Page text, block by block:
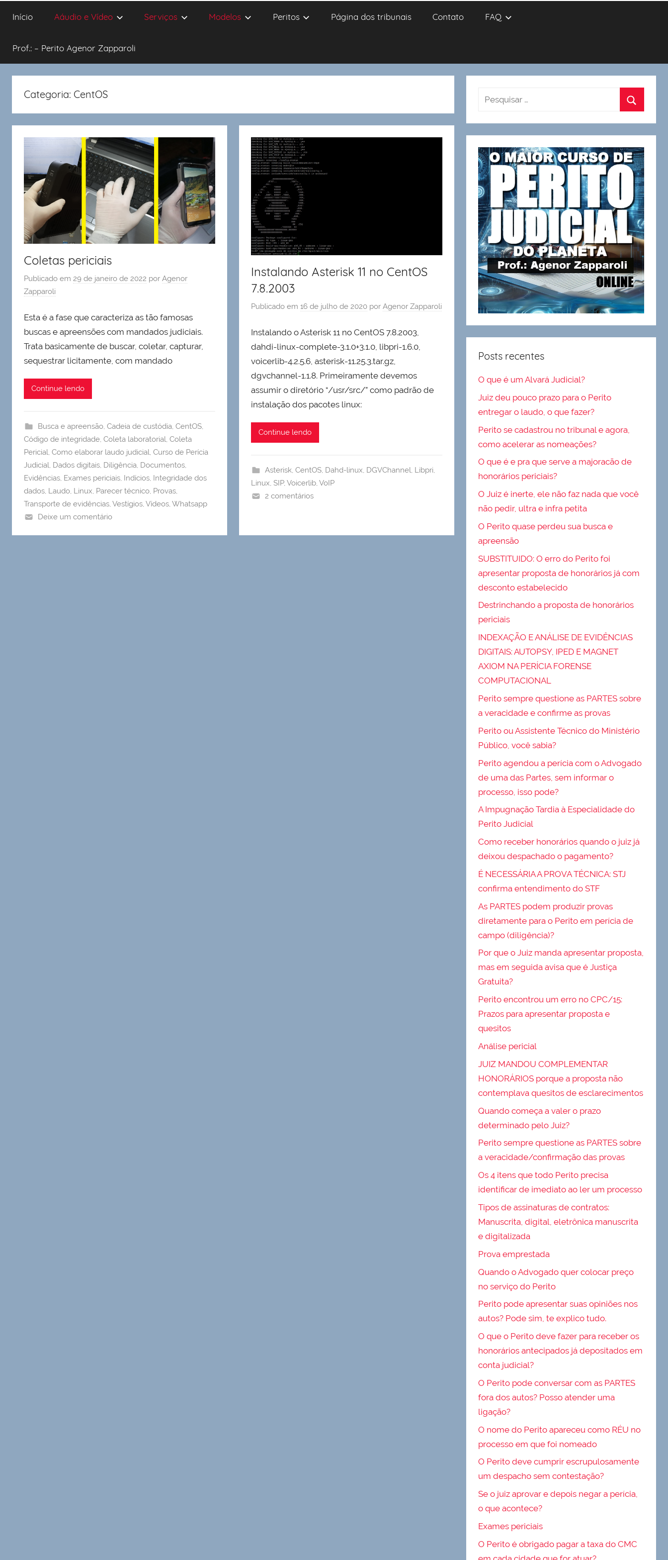
Início Aáudio e Vídeo Serviços Modelos Peritos Página dos tribunais Contato FAQ
Prof.: – Perito Agenor Zapparoli
Categoria: CentOS
Coletas periciais
Publicado em 29 de janeiro de 2022 por Agenor
Zapparoli
Esta é a fase que caracteriza as tão famosas
buscas e apreensões com mandados judiciais.
Trata basicamente de buscar, coletar, capturar,
sequestrar licitamente, com mandado
Continue lendo
Busca e apreensão, Cadeia de custódia, CentOS,
Código de integridade, Coleta laboratorial, Coleta
Pericial, Como elaborar laudo judicial, Curso de Perícia
Judicial, Dados digitais, Diligência, Documentos,
Evidências, Exames periciais, Indícios, Integridade dos
dados, Laudo, Linux, Parecer técnico, Provas,
Transporte de evidências, Vestígios, Vídeos, Whatsapp
Deixe um comentário
Instalando Asterisk 11 no CentOS
7.8.2003
Publicado em16 de julho de 2020 porAgenor Zapparoli
Instalando o Asterisk 11 no CentOS 7.8.2003,
dahdi-linux-complete-3.1.0+3.1.0, libpri-1.6.0,
voicerlib-4.2.5.6, asterisk-11.25.3.tar.gz,
dgvchannel-1.1.8. Primeiramente devemos
assumir o diretório “/usr/src/” como padrão de
instalação dos pacotes linux:
Continue lendo
Asterisk, CentOS, Dahd-linux, DGVChannel, Libpri,
Linux,SIP,Voicerlib,VoIP
2 comentários
Posts recentes
O que é um Alvará Judicial?
Juiz deu pouco prazo para o Perito
entregar o laudo, o que fazer?
Perito se cadastrou no tribunal e agora,
como acelerar as nomeações?
O que é e pra que serve a majoracão de
honorários periciais?
O Juiz é inerte, ele não faz nada que você
não pedir, ultra e infra petita
O Perito quase perdeu sua busca e
apreensão
SUBSTITUIDO: O erro do Perito foi
apresentar proposta de honorários já com
desconto estabelecido
Destrinchando a proposta de honorários
periciais
INDEXAÇÃO E ANÁLISE DE EVIDÊNCIAS
DIGITAIS: AUTOPSY, IPED E MAGNET
AXIOM NA PERÍCIA FORENSE
COMPUTACIONAL
Perito sempre questione as PARTES sobre
a veracidade e confirme as provas
Perito ou Assistente Técnico do Ministério
Público, você sabia?
Perito agendou a perícia com o Advogado
de uma das Partes, sem informar o
processo, isso pode?
A Impugnação Tardia à Especialidade do
Perito Judicial
Como receber honorários quando o juiz já
deixou despachado o pagamento?
É NECESSÁRIA A PROVA TÉCNICA: STJ
confirma entendimento do STF
As PARTES podem produzir provas
diretamente para o Perito em perícia de
campo (diligência)?
Por que o Juiz manda apresentar proposta,
mas em seguida avisa que é Justiça
Gratuita?
Perito encontrou um erro no CPC/15:
Prazos para apresentar proposta e
quesitos
Análise pericial
JUIZ MANDOU COMPLEMENTAR
HONORÁRIOS porque a proposta não
contemplava quesitos de esclarecimentos
Quando começa a valer o prazo
determinado pelo Juiz?
Perito sempre questione as PARTES sobre
a veracidade/confirmação das provas
Os 4 itens que todo Perito precisa
identificar de imediato ao ler um processo
Tipos de assinaturas de contratos:
Manuscrita, digital, eletrônica manuscrita
e digitalizada
Prova emprestada
Quando o Advogado quer colocar preço
no serviço do Perito
Perito pode apresentar suas opiniões nos
autos? Pode sim, te explico tudo.
O que o Perito deve fazer para receber os
honorários antecipados já depositados em
conta judicial?
O Perito pode conversar com as PARTES
fora dos autos? Posso atender uma
ligação?
O nome do Perito apareceu como RÉU no
processo em que foi nomeado
O Perito deve cumprir escrupulosamente
um despacho sem contestação?
Se o juiz aprovar e depois negar a perícia,
o que acontece?
Exames periciais
O Perito é obrigado pagar a taxa do CMC